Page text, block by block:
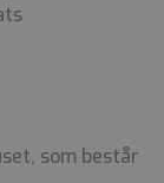
som består